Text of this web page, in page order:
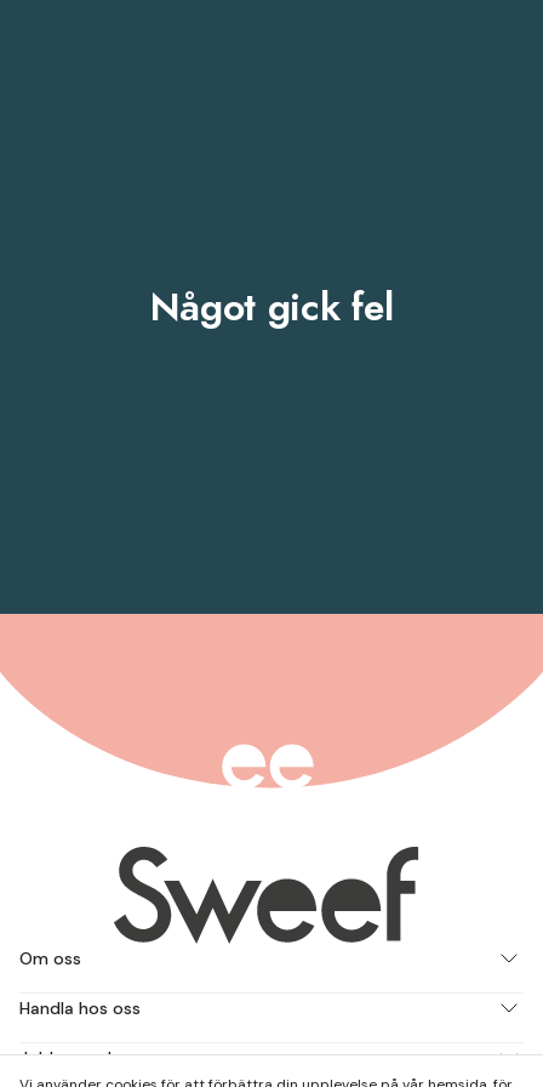
Något gick fel
Om oss
Handla hos oss
Jobba med oss